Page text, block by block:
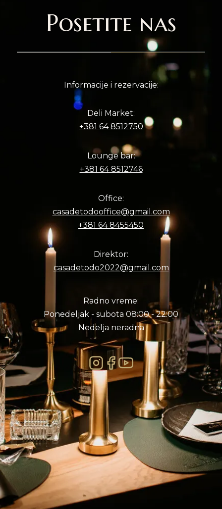
Posetite nas
Informacije i rezervacije:
Deli Market:
+381 64 8512750
Lounge bar:
+381 64 8512746
Office:
casadetodooffice@gmail.com
+381 64 8455450
Direktor:
casadetodo2022@gmail.com
Radno vreme:
Ponedeljak - subota 08:00 - 22:00
Nedelja neradna